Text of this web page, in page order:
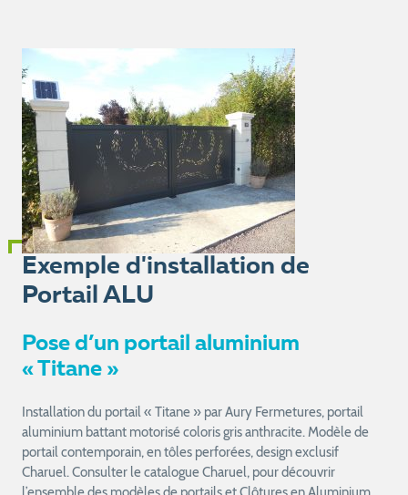
Exemple d'installation de
Portail ALU
Pose d’un portail aluminium
« Titane »
Installation du portail « Titane » par Aury Fermetures, portail
aluminium battant motorisé coloris gris anthracite. Modèle de
portail contemporain, en tôles perforées, design exclusif
Charuel. Consulter le catalogue Charuel, pour découvrir